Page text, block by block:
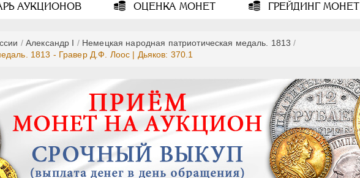
АУКЦИОНОВ ОЦЕНКА МОНЕТ ГРЕЙДИНГМОНЕТ
/Александр I / Немецкая народная патриотическая медаль. 1813 /
1813 - Гравер Д.Ф. Лоос | Дьяков: 370.1